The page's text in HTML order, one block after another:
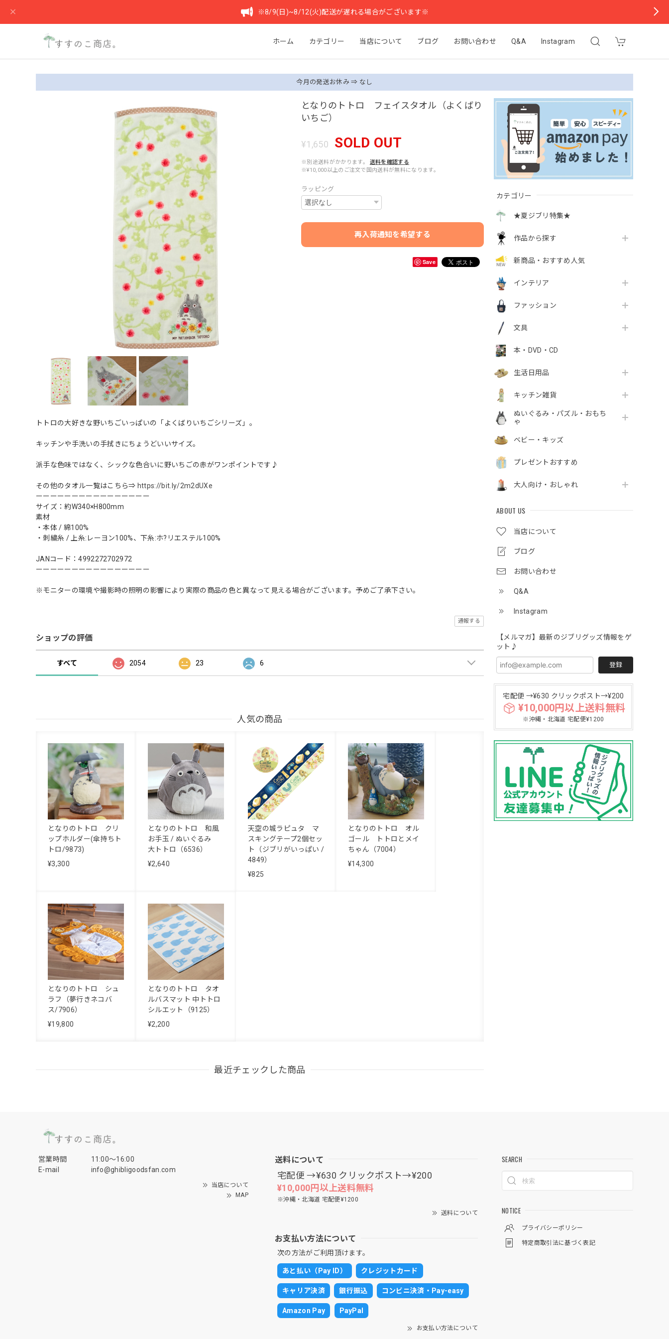
※8/9(日)~8/12(火)配送が遅れる場合がございます※
ホーム カテゴリー 当店について ブログ お問い合わせ Q&A Instagram
今月の発送お休み ⇒ なし
カテゴリー
★夏ジブリ特集★
作品から探す
新商品・おすすめ人気
インテリア
ファッション
文具
本・DVD・CD
生活日用品
キッチン雑貨
ぬいぐるみ・パズル・おもち
ゃ
ベビー・キッズ
プレゼントおすすめ
大人向け・おしゃれ
ABOUT US
当店について
ブログ
お問い合わせ
Q&A
Instagram
【メルマガ】最新のジブリグッズ情報をゲ
ット♪
登録
宅配便 →¥630 クリックポスト→¥200
¥10,000円以上送料無料
※沖縄・北海道 宅配便¥1200
となりのトトロ フェイスタオル（よくばり
いちご）
¥1,650 SOLD OUT
※別途送料がかかります。
送料を確認する
※¥10,000以上のご注文で国内送料が無料になります。
ラッピング
再入荷通知を希望する
Save
トトロの大好きな野いちごいっぱいの「よくばりいちごシリーズ」。
キッチンや手洗いの手拭きにちょうどいいサイズ。
派手な色味ではなく、シックな色合いに野いちごの赤がワンポイントです♪
その他のタオル一覧はこちら⇒ https://bit.ly/2m2dUXe
ーーーーーーーーーーーーーーーー
サイズ：約W340×H800mm
素材
・本体 / 綿100%
・刺繍糸 / 上糸:レーヨン100%、下糸:ホ?リエステル100%
JANコード：4992272702972
ーーーーーーーーーーーーーーーー
※モニターの環境や撮影時の照明の影響により実際の商品の色と異なって見える場合がございます。予めご了承下さい。
通報する
ショップの評価
すべて 2054 23 6
人気の商品
となりのトトロ クリ
ップホルダー(傘持ちト
トロ/9873)
¥3,300
となりのトトロ 和風
お手玉 / ぬいぐるみ
大トトロ（6536）
¥2,640
天空の城ラピュタ マ
スキングテープ2個セッ
ト（ジブリがいっぱい /
4849）
¥825
となりのトトロ オル
ゴール トトロとメイ
ちゃん（7004）
¥14,300
となりのトトロ シュ
ラフ（夢行きネコバ
ス/7906）
¥19,800
となりのトトロ タオ
ルバスマット 中トトロ
シルエット（9125）
¥2,200
最近チェックした商品
営業時間
11:00〜16:00
E-mail
info@ghibligoodsfan.com
当店について
MAP
送料について
宅配便 →¥630 クリックポスト→¥200
¥10,000円以上送料無料
※沖縄・北海道 宅配便¥1200
送料について
お支払い方法について
次の方法がご利用頂けます。
あと払い（Pay ID） クレジットカード
キャリア決済 銀行振込 コンビニ決済・Pay-easy
Amazon Pay PayPal
お支払い方法について
SEARCH
NOTICE
プライバシーポリシー
特定商取引法に基づく表記